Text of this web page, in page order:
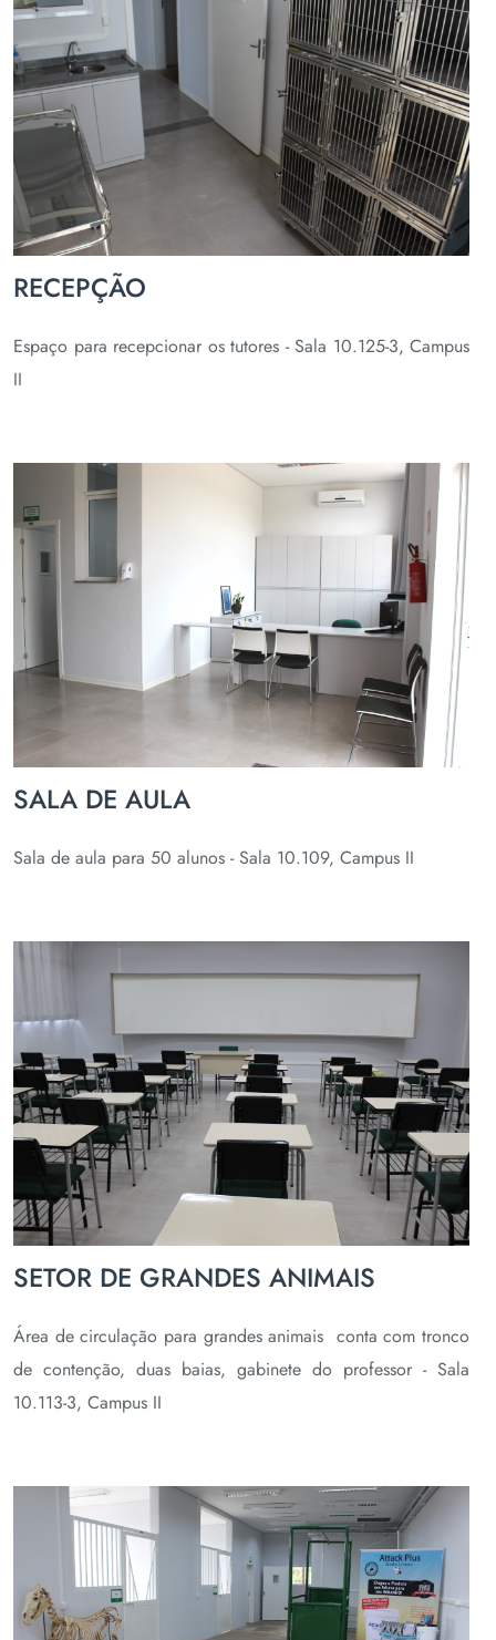
RECEPÇÃO
Espaço para recepcionar os tutores - Sala 10.125-3, Campus
II
SALA DE AULA
Sala de aula para 50 alunos - Sala 10.109, Campus II
SETOR DE GRANDES ANIMAIS
Área de circulação para grandes animais conta com tronco
de contenção, duas baias, gabinete do professor - Sala
10.113-3, Campus II